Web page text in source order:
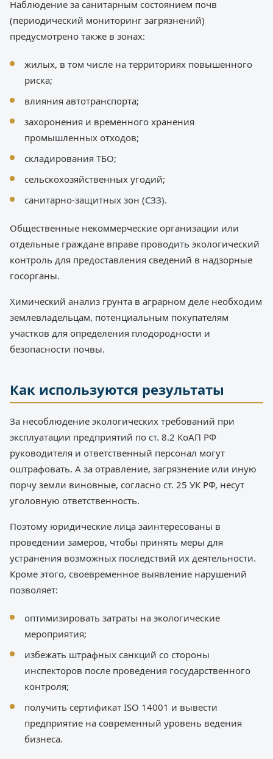
Наблюдение за санитарным состоянием почв
(периодический мониторинг загрязнений)
предусмотрено также в зонах:
жилых, в том числе на территориях повышенного
риска;
влияния автотранспорта;
захоронения и временного хранения
промышленных отходов;
складирования ТБО;
сельскохозяйственных угодий;
санитарно-защитных зон (СЗЗ).
Общественные некоммерческие организации или
отдельные граждане вправе проводить экологический
контроль для предоставления сведений в надзорные
госорганы.
Химический анализ грунта в аграрном деле необходим
землевладельцам, потенциальным покупателям
участков для определения плодородности и
безопасности почвы.
Как используются результаты
За несоблюдение экологических требований при
эксплуатации предприятий по ст. 8.2 КоАП РФ
руководителя и ответственный персонал могут
оштрафовать. А за отравление, загрязнение или иную
порчу земли виновные, согласно ст. 25 УК РФ, несут
уголовную ответственность.
Поэтому юридические лица заинтересованы в
проведении замеров, чтобы принять меры для
устранения возможных последствий их деятельности.
Кроме этого, своевременное выявление нарушений
позволяет:
оптимизировать затраты на экологические
мероприятия;
избежать штрафных санкций со стороны
инспекторов после проведения государственного
контроля;
получить сертификат ISO 14001 и вывести
предприятие на современный уровень ведения
бизнеса.